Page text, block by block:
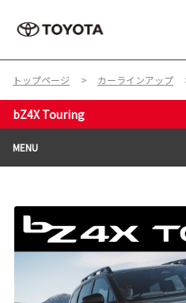
トップページ カーラインアップ
bZ4X Touring
MENU